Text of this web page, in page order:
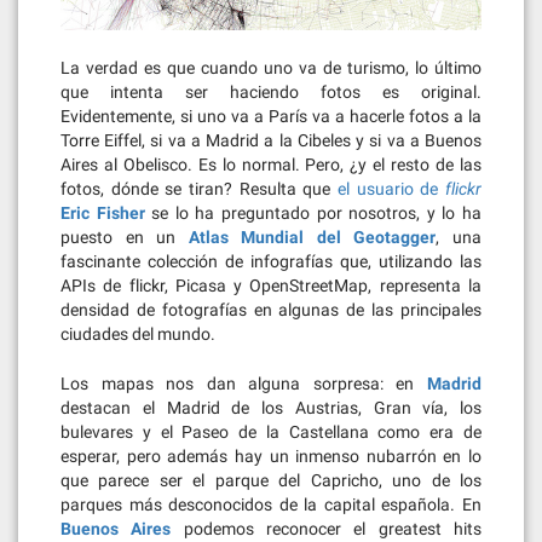
La verdad es que cuando uno va de turismo, lo último
que intenta ser haciendo fotos es original.
Evidentemente, si uno va a París va a hacerle fotos a la
Torre Eiffel, si va a Madrid a la Cibeles y si va a Buenos
Aires al Obelisco. Es lo normal. Pero, ¿y el resto de las
fotos, dónde se tiran? Resulta que el usuario de flickr
Eric Fisherse lo ha preguntado por nosotros, y lo ha
puesto en un Atlas Mundial del Geotagger, una
fascinante colección de infografías que, utilizando las
APIs de flickr, Picasa y OpenStreetMap, representa la
densidad de fotografías en algunas de las principales
ciudades del mundo.
Los mapas nos dan alguna sorpresa: en Madrid
destacan el Madrid de los Austrias, Gran vía, los
bulevares y el Paseo de la Castellana como era de
esperar, pero además hay un inmenso nubarrón en lo
que parece ser el parque del Capricho, uno de los
parques más desconocidos de la capital española. En
Buenos Aires podemos reconocer el greatest hits